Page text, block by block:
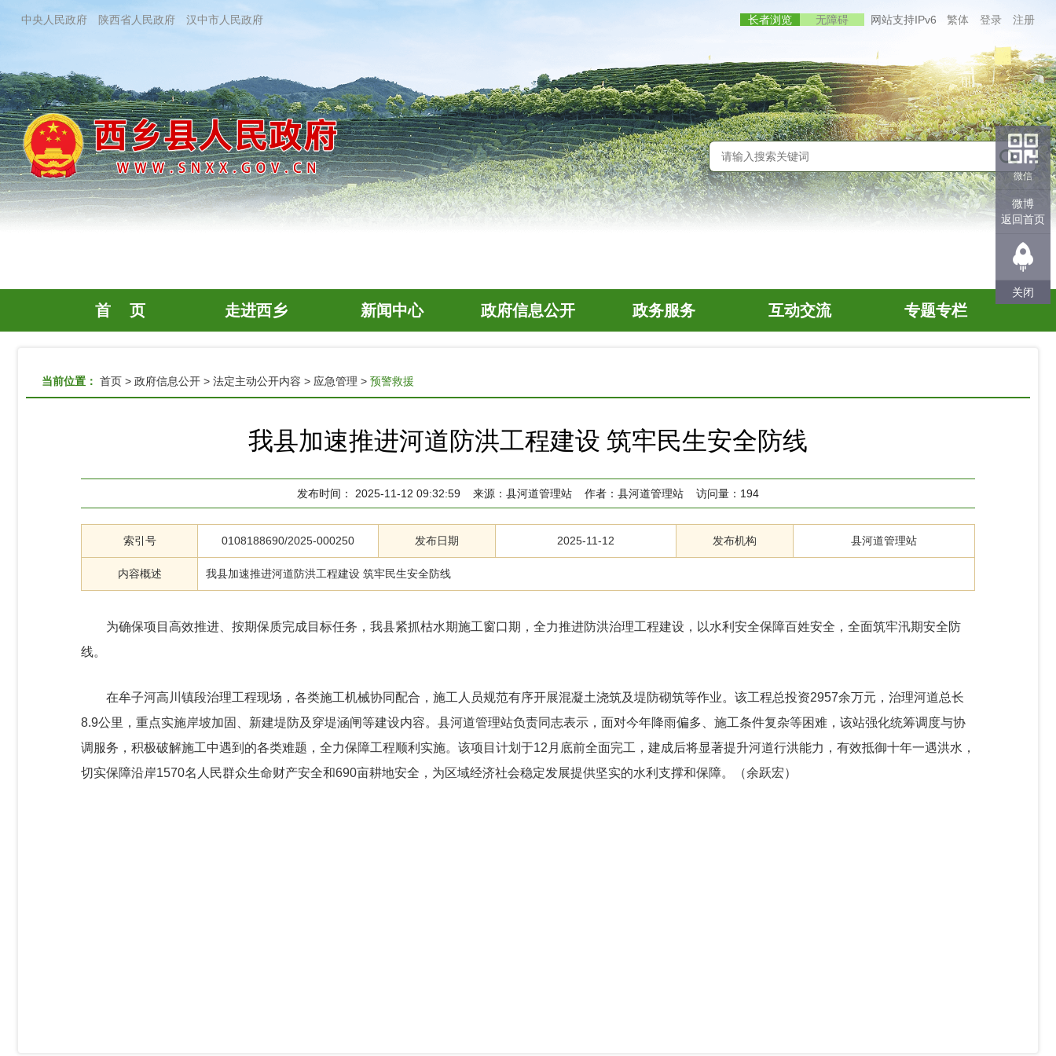
中央人民政府 陕西省人民政府 汉中市人民政府 长者浏览 无障碍 网站支持IPv6 繁体 登录 注册
首 页 走进西乡 新闻中心 政府信息公开 政务服务 互动交流 专题专栏
当前位置： 首页 > 政府信息公开 > 法定主动公开内容 > 应急管理 > 预警救援
我县加速推进河道防洪工程建设 筑牢民生安全防线
发布时间： 2025-11-12 09:32:59 来源： 县河道管理站 作者： 县河道管理站 访问量： 194
索引号 0108188690/2025-000250 发布日期 2025-11-12 发布机构 县河道管理站
内容概述 我县加速推进河道防洪工程建设 筑牢民生安全防线
为确保项目高效推进、按期保质完成目标任务，我县紧抓枯水期施工窗口期，全力推进防洪治理工程建设，以水利安全保障百姓安全，全面筑牢汛期安全防
线。
在牟子河高川镇段治理工程现场，各类施工机械协同配合，施工人员规范有序开展混凝土浇筑及堤防砌筑等作业。该工程总投资2957余万元，治理河道总长
8.9公里，重点实施岸坡加固、新建堤防及穿堤涵闸等建设内容。县河道管理站负责同志表示，面对今年降雨偏多、施工条件复杂等困难，该站强化统筹调度与协
调服务，积极破解施工中遇到的各类难题，全力保障工程顺利实施。该项目计划于12月底前全面完工，建成后将显著提升河道行洪能力，有效抵御十年一遇洪水，
切实保障沿岸1570名 人民群众生命财产安全和690亩耕地安全， 为区域经济社会稳定发展提供坚实的水利支撑和保障。（余跃宏）
微信
微博
返回首页
关闭